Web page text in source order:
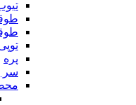
پره
سر